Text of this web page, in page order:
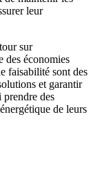
leur
sur
des économies
faisabilité sont des
et garantir
des
de leurs